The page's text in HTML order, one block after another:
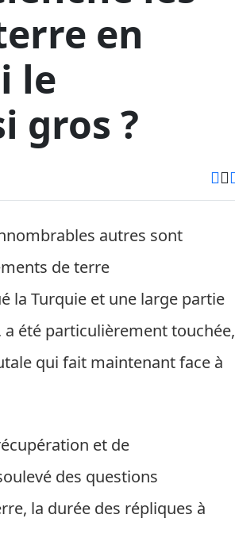
en
le
gros ?
autres sont
de terre
la Turquie et une large partie
a été particulièrement touchée,
qui fait maintenant face à
et de
des questions
la durée des répliques à